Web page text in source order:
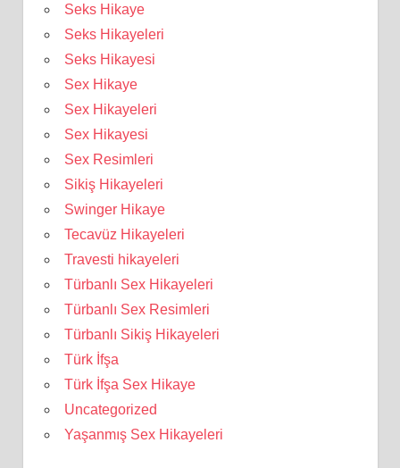
Seks Hikaye
Seks Hikayeleri
Seks Hikayesi
Sex Hikaye
Sex Hikayeleri
Sex Hikayesi
Sex Resimleri
Sikiş Hikayeleri
Swinger Hikaye
Tecavüz Hikayeleri
Travesti hikayeleri
Türbanlı Sex Hikayeleri
Türbanlı Sex Resimleri
Türbanlı Sikiş Hikayeleri
Türk İfşa
Türk İfşa Sex Hikaye
Uncategorized
Yaşanmış Sex Hikayeleri